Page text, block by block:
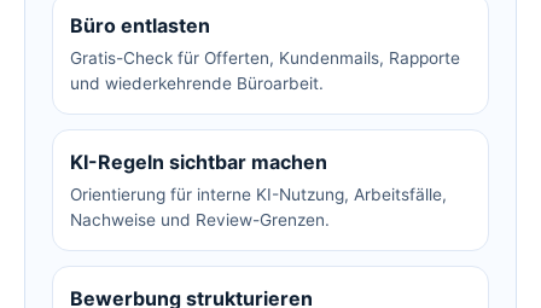
Büro entlasten
Gratis-Check für Offerten, Kundenmails, Rapporte
und wiederkehrende Büroarbeit.
KI-Regeln sichtbar machen
Orientierung für interne KI-Nutzung, Arbeitsfälle,
Nachweise und Review-Grenzen.
Bewerbung strukturieren